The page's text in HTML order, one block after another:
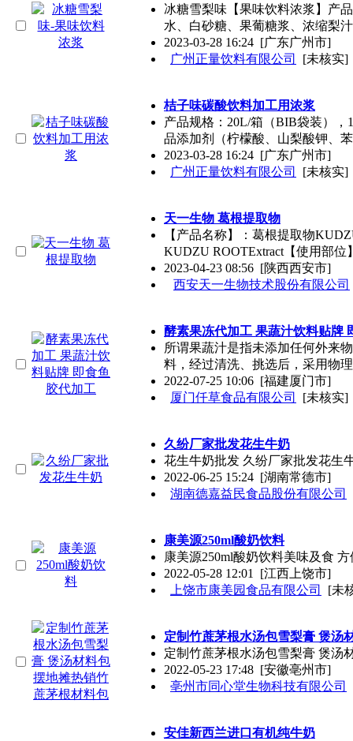
冰糖雪梨味【果味饮料浓浆】产
水、白砂糖、果葡糖浆、浓缩梨
2023-03-28 16:24 [广东广州市]
广州正量饮料有限公司
[未核实]
桔子味碳酸饮料加工用浓浆
产品规格：20L/箱（BIB袋装）
品添加剂（柠檬酸、山梨酸钾、
2023-03-28 16:24 [广东广州市]
广州正量饮料有限公司
[未核实]
天一生物 葛根提取物
【产品名称】：葛根提取物
KUDZU ROOTExtract【使用部位
2023-04-23 08:56 [陕西西安市]
西安天一生物技术股份有限公司
酵素果冻代加工 果蔬汁饮料贴牌
所谓果蔬汁是指未添加任何外来
料，经过清洗、挑选后，采用物
2022-07-25 10:06 [福建厦门市]
厦门仟草食品有限公司
[未核实]
久纷厂家批发花生牛奶
花生牛奶批发 久纷厂家批发花生
2022-06-25 15:24 [湖南常德市]
湖南德嘉益民食品股份有限公司
康美源250ml酸奶饮料
康美源250ml酸奶饮料美味及食
2022-05-28 12:01 [江西上饶市]
上饶市康美园食品有限公司
[未
定制竹蔗茅根水汤包雪梨膏 煲汤
定制竹蔗茅根水汤包雪梨膏 煲汤
2022-05-23 17:48 [安徽亳州市]
亳州市同心堂生物科技有限公司
安佳新西兰进口有机纯牛奶